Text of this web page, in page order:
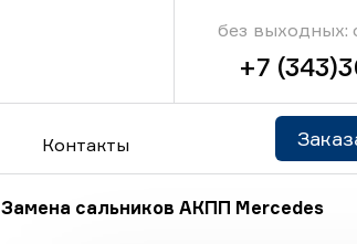
без выходных:
+7
Контакты
Замена сальников АКПП Mercedes